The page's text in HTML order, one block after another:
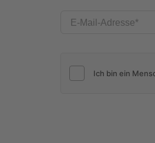
E-Mail-Adresse